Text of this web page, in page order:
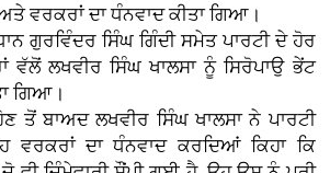
ਵਰਕਰਾਂ ਦਾ ਧੰਨਵਾਦ ਕੀਤਾ ਗਿਆ।
ਗੁਰਵਿੰਦਰ ਸਿੰਘ ਗਿੰਦੀ ਸਮੇਤ ਪਾਰਟੀ ਦੇ ਹੋਰ
ਲਖਵੀਰ ਸਿੰਘ ਖਾਲਸਾ ਨੂੰ ਸਿਰੋਪਾਉ ਭੇਂਟ
ਗਿਆ।
ਤੋਂ ਬਾਅਦ ਲਖਵੀਰ ਸਿੰਘ ਖਾਲਸਾ ਨੇ ਪਾਰਟੀ
ਵਰਕਰਾਂ ਦਾ ਧੰਨਵਾਦ ਕਰਦਿਆਂ ਕਿਹਾ ਕਿ